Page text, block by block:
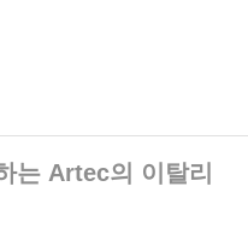
는 Artec의 이탈리